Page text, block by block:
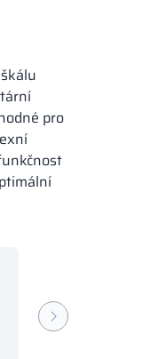
pro